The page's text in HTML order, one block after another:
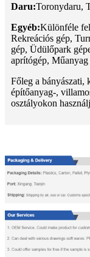
Daru:Toronydaru,
Egyéb:Különféle
Rekreációs gép,
gép, Üdülőpark
aprítógép,
Főleg a bányászati,
építőanyag-,
osztályokon